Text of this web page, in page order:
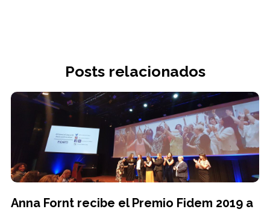
Posts relacionados
Anna Fornt recibe el Premio Fidem 2019 a